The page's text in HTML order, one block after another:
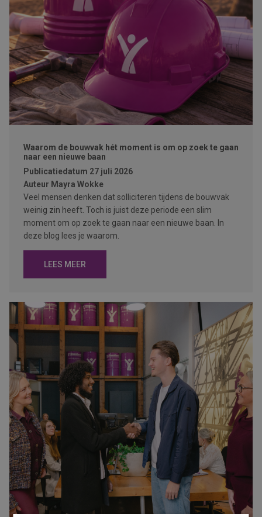
Waarom de bouwvak hét moment is om op zoek te gaan
naar een nieuwe baan
Publicatiedatum 27 juli 2026
Auteur Mayra Wokke
Veel mensen denken dat solliciteren tijdens de bouwvak
weinig zin heeft. Toch is juist deze periode een slim
moment om op zoek te gaan naar een nieuwe baan. In
deze blog lees je waarom.
LEES MEER